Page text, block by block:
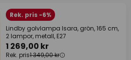
Rek. pris -6%
Lindby golvlampa Isara, grön, 165 cm,
2 lampor, metall, E27
1 269,00 kr
Rek. pris1 349,00 kr